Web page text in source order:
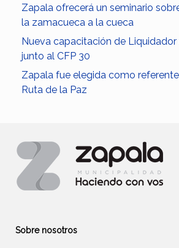
Zapala ofrecerá un seminario
la zamacueca a la cueca
Nueva capacitación de
junto al CFP 30
Zapala fue elegida como
Ruta de la Paz
Sobre nosotros